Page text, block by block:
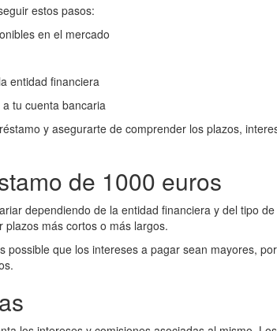
estos pasos:
en el mercado
entidad financiera
tu cuenta bancaria
y asegurarte de comprender los plazos,
de 1000 euros
dependiendo de la entidad financiera y del tipo
más cortos o más largos.
que los intereses a pagar sean mayores,